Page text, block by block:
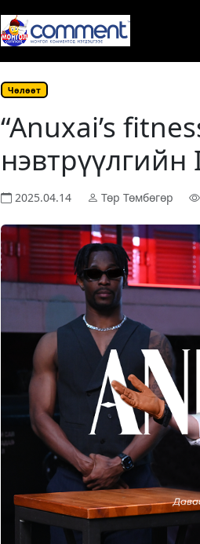
Чѳлѳѳт
“Anuxai’s
2025.04.14 Төр Төмбөгөр